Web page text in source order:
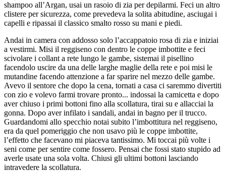
shampoo all’Argan, usai un rasoio di zia per depilarmi. Feci un altro
clistere per sicurezza, come prevedeva la solita abitudine, asciugai i
capelli e ripassai il classico smalto rosso su mani e piedi.
Andai in camera con addosso solo l’accappatoio rosa di zia e iniziai
a vestirmi. Misi il reggiseno con dentro le coppe imbottite e feci
scivolare i collant a rete lungo le gambe, sistemai il pisellino
facendolo uscire da una delle larghe maglie della rete e poi misi le
mutandine facendo attenzione a far sparire nel mezzo delle gambe.
Avevo il sentore che dopo la cena, tornati a casa ci saremmo divertiti
con zio e volevo farmi trovare pronto... indossai la camicetta e dopo
aver chiuso i primi bottoni fino alla scollatura, tirai su e allacciai la
gonna. Dopo aver infilato i sandali, andai in bagno per il trucco.
Guardandomi allo specchio notai subito l’imbottitura nel reggiseno,
era da quel pomeriggio che non usavo più le coppe imbottite,
l’effetto che facevano mi piaceva tantissimo. Mi toccai più volte i
seni come per sentire come fossero. Pensai che fossi stato stupido ad
averle usate una sola volta. Chiusi gli ultimi bottoni lasciando
intravedere la scollatura.